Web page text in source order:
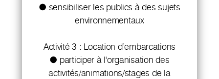
● sensibiliser les publics à des sujets
environnementaux
Activité 3 : Location d’embarcations
● participer à l'organisation des
activités/animations/stages de la